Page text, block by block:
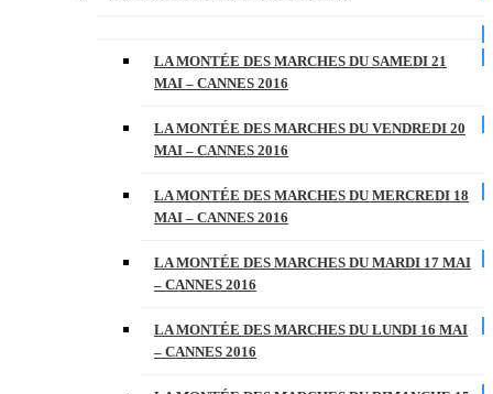
LA MONTÉE DES MARCHES DU SAMEDI 21
MAI – CANNES 2016
LA MONTÉE DES MARCHES DU VENDREDI 20
MAI – CANNES 2016
LA MONTÉE DES MARCHES DU MERCREDI 18
MAI – CANNES 2016
LA MONTÉE DES MARCHES DU MARDI 17 MAI
– CANNES 2016
LA MONTÉE DES MARCHES DU LUNDI 16 MAI
– CANNES 2016